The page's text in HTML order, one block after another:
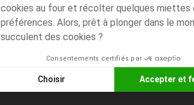
cookies au four et récolter quelques miettes
préférences. Alors, prêt à plonger dans le
succulent des cookies ?
Consentements certifiés par
Choisir Accepter et
MODES
En